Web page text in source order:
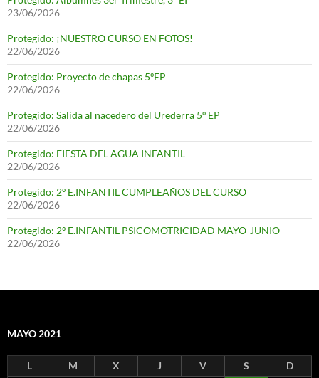
23/06/2026
Protegido: ¡NUESTRO CURSO EN FOTOS!
22/06/2026
Protegido: Proyecto de chapas 5ºEP
22/06/2026
Protegido: Salida al nacedero del Urederra 5º EP
22/06/2026
Protegido: FIESTA DEL AGUA INFANTIL
22/06/2026
Protegido: 2º E.INFANTIL CUMPLEAÑOS DEL CURSO
22/06/2026
Protegido: 2º E.INFANTIL PSICOMOTRICIDAD MAYO-JUNIO
22/06/2026
MAYO 2021
L M X J V S
D